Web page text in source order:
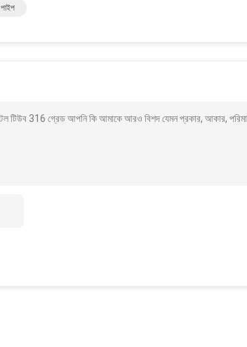
316 গ্রেড আপনি কি আমাকে আরও বিশদ যেমন প্রকার, আকার,